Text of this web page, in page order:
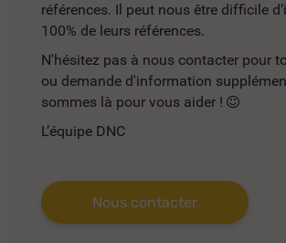
références. Il peut nous être difficile
100% de leurs références.
N'hésitez pas à nous contacter pour
ou demande d'information
sommes là pour vous aider !
L’équipe DNC
Nous contacter